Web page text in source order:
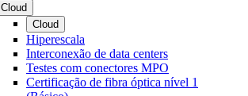
Cloud
Cloud
Hiperescala
Interconexão de data centers
Testes com conectores MPO
Certificação de fibra óptica nível 1